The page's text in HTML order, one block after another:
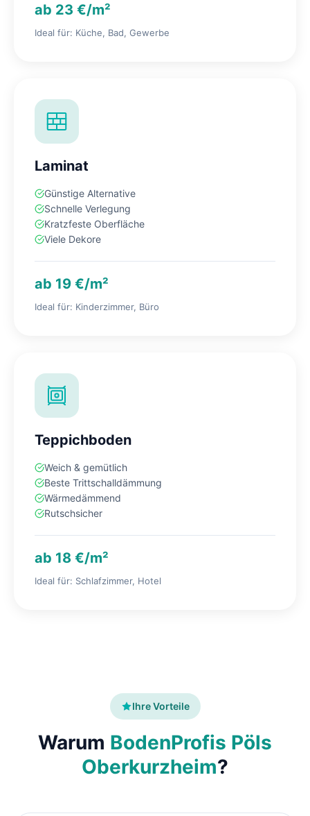
ab 23 €/m²
Ideal für: Küche, Bad, Gewerbe
Laminat
Günstige Alternative
Schnelle Verlegung
Kratzfeste Oberfläche
Viele Dekore
ab 19 €/m²
Ideal für: Kinderzimmer, Büro
Teppichboden
Weich & gemütlich
Beste Trittschalldämmung
Wärmedämmend
Rutschsicher
ab 18 €/m²
Ideal für: Schlafzimmer, Hotel
Ihre Vorteile
Warum BodenProfis Pöls
Oberkurzheim?